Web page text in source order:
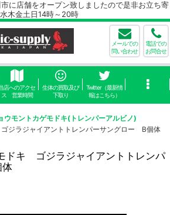
をオープン致しましたので是非お立ち寄
金土日14時～20時
メールでの
問い合わせ
電話での
お問合せ
店へのアクセ
ス 営業時間
生体の買取及び
下取り
Twitter（最新情
報はこちら）
ウモントカゲモドキ(トレンパーアルビノ)
ジラジャイアントトレンパーサングロー B個体
ドキ ゴジラジャイアントトレンパ